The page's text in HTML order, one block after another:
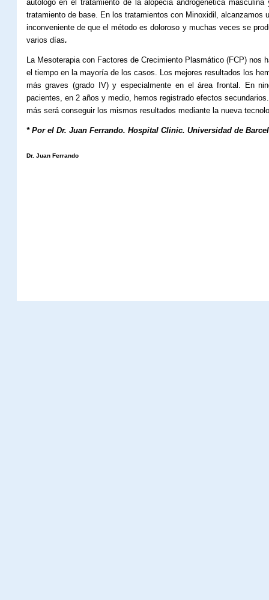
autólogo en el tratamiento de la alopecia androgenética
tratamiento de base. En los tratamientos con Minoxidil,
inconveniente de que el método es doloroso y muchas veces se
varios días.
La Mesoterapia con Factores de Crecimiento Plasmático (FCP) nos
el tiempo en la mayoría de los casos. Los mejores resultados los
más graves (grado IV) y especialmente en el área frontal. En
pacientes, en 2 años y medio, hemos registrado efectos
más será conseguir los mismos resultados mediante la nueva
* Por el Dr. Juan Ferrando. Hospital Clinic. Universidad de
Dr. Juan Ferrando